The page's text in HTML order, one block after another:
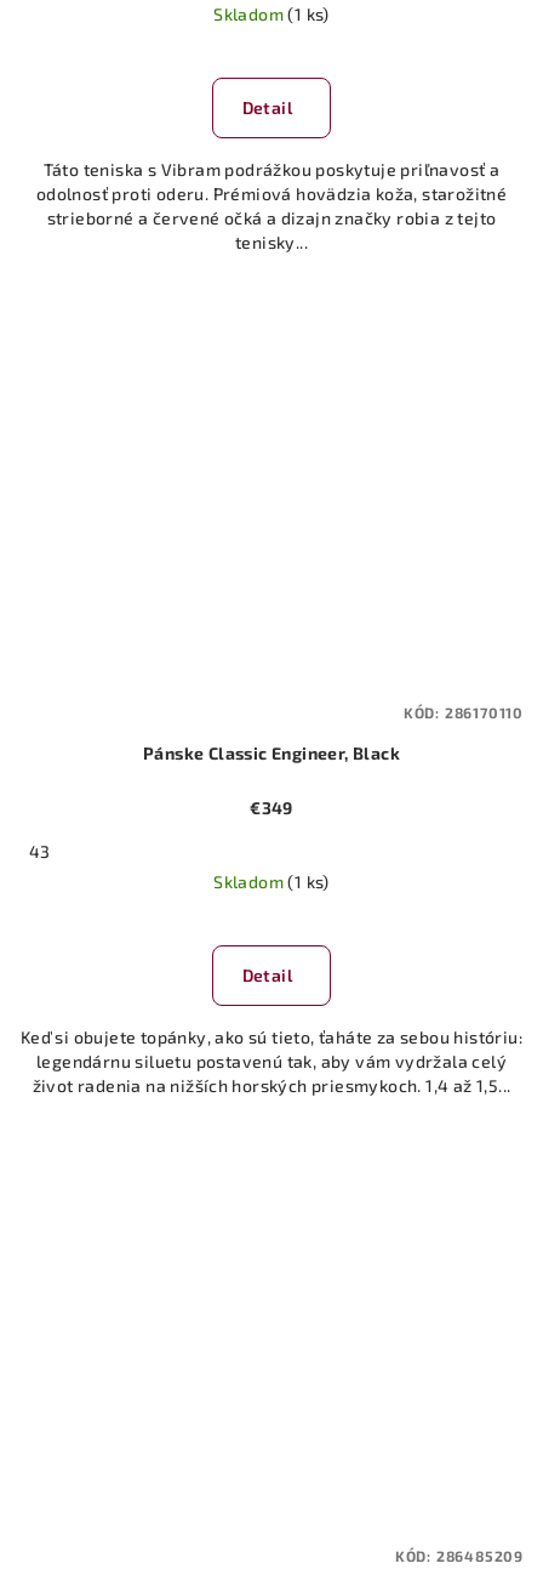
Skladom(1 ks)
Detail
Táto teniska s Vibram podrážkou poskytuje priľnavosť a
odolnosť proti oderu. Prémiová hovädzia koža, starožitné
strieborné a červené očká a dizajn značky robia z tejto
tenisky...
Pánske Classic Engineer, Black
€349
43
Skladom(1 ks)
Detail
Keď si obujete topánky, ako sú tieto, ťaháte za sebou históriu:
legendárnu siluetu postavenú tak, aby vám vydržala celý
život radenia na nižších horských priesmykoch. 1,4 až 1,5...
KÓD: 286170110
KÓD: 286485209